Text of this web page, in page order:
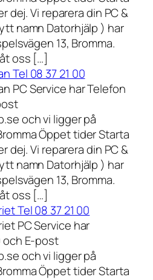
dej. Vi reparera din PC &
namn Datorhjälp ) har
13, Bromma.
oss […]
Tel 08 37 21 00
PC Service har Telefon
och vi ligger på
Öppet tider Starta
dej. Vi reparera din PC &
namn Datorhjälp ) har
13, Bromma.
oss […]
Tel 08 37 21 00
PC Service har
och E-post
och vi ligger på
Öppet tider Starta